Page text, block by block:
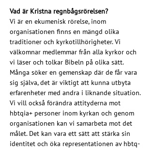
Vad är Kristna regnbågsrörelsen?
Vi är en ekumenisk rörelse, inom
organisationen finns en mängd olika
traditioner och kyrkotillhörigheter. Vi
välkomnar medlemmar från alla kyrkor och
vi läser och tolkar Bibeln på olika sätt.
Många söker en gemenskap där de får vara
sig själva, det är viktigt att kunna utbyta
erfarenheter med andra i liknande situation.
Vi vill också förändra attityderna mot
hbtqia+ personer inom kyrkan och genom
organisationen kan vi samarbeta mot det
målet. Det kan vara ett sätt att stärka sin
identitet och öka representationen av hbtq-